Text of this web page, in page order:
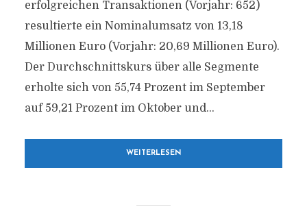
erfolgreichen Transaktionen (Vorjahr: 652)
resultierte ein Nominalumsatz von 13,18
Millionen Euro (Vorjahr: 20,69 Millionen Euro).
Der Durchschnittskurs über alle Segmente
erholte sich von 55,74 Prozent im September
auf 59,21 Prozent im Oktober und...
WEITERLESEN